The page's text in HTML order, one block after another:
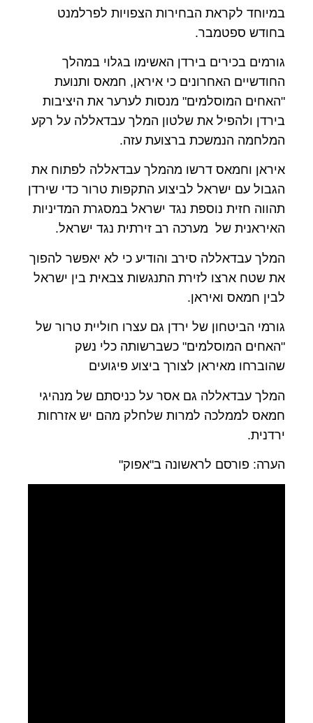
במיוחד לקראת הבחירות הצפויות לפרלמנט
בחודש ספטמבר.
גורמים בכירים בירדן האשימו בגלוי במהלך
החודשיים האחרונים כי איראן, חמאס ותנועת
"האחים המוסלמים" מנסות לערער את היציבות
בירדן ולהפיל את שלטון המלך עבדאללה על רקע
המלחמה הנמשכת ברצועת עזה.
איראן וחמאס דרשו מהמלך עבדאללה לפתוח את
הגבול עם ישראל לביצוע התקפות טרור כדי שירדן
תהווה חזית נוספת נגד ישראל במסגרת המדיניות
האיראנית של מערכה רב זירתית נגד ישראל.
המלך עבדאללה סירב והודיע כי לא יאפשר להפוך
את שטח ארצו לזירת התנגשות צבאית בין ישראל
לבין חמאס ואיראן.
גורמי הביטחון של ירדן גם עצרו חוליית טרור של
"האחים המוסלמים" כשברשותה כלי נשק
שהוברחו מאיראן לצורך ביצוע פיגועים
המלך עבדאללה גם אסר על כניסתם של מנהיגי
חמאס לממלכה למרות שלחלק מהם יש אזרחות
ירדנית.
הערה: פורסם לראשונה ב"אפוק"